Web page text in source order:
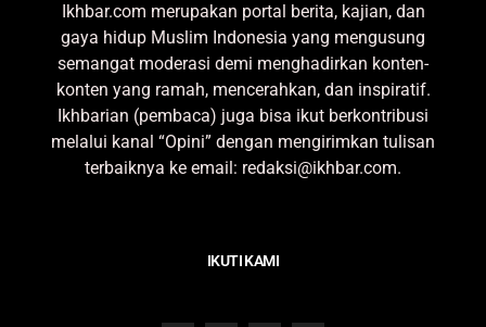
Ikhbar.com merupakan portal berita, kajian, dan
gaya hidup Muslim Indonesia yang mengusung
semangat moderasi demi menghadirkan konten-
konten yang ramah, mencerahkan, dan inspiratif.
Ikhbarian (pembaca) juga bisa ikut berkontribusi
melalui kanal “Opini” dengan mengirimkan tulisan
terbaiknya ke email: redaksi@ikhbar.com.
IKUTI KAMI